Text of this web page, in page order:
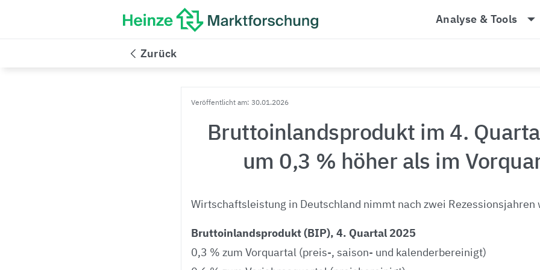
Analyse & Tools arrow_drop_down
Veröffentlicht am: 30.01.2026
Bruttoinlandsprodukt im 4.
um 0,3 % höher als im
Wirtschaftsleistung in Deutschland nimmt nach zwei Rezessionsjahren
Bruttoinlandsprodukt (BIP), 4. Quartal 2025
0,3 % zum Vorquartal (preis-, saison- und kalenderbereinigt)
Zurück